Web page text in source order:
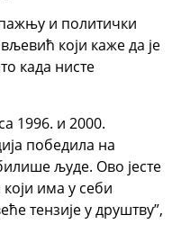
и политички
који каже да је
када нисте
1996. и 2000.
победила на
људе. Ово јесте
има у себи
тензије у друштву”,